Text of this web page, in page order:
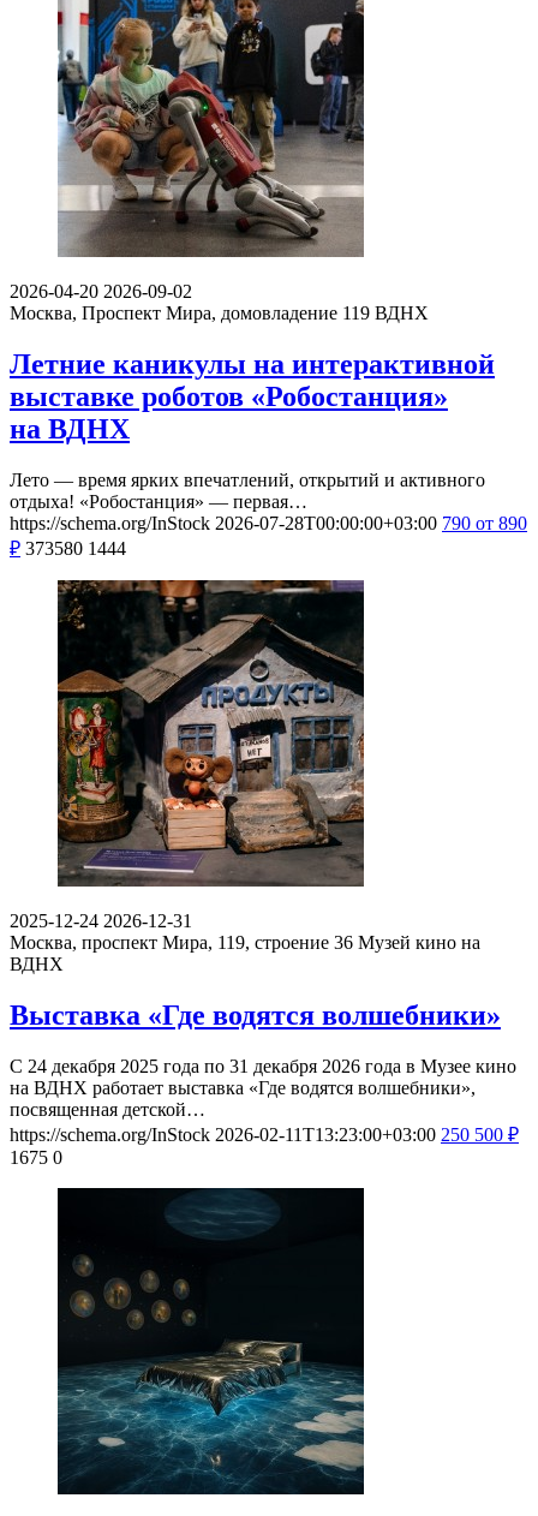
2026-04-20 2026-09-02
Москва, Проспект Мира, домовладение 119 ВДНХ
Летние каникулы на интерактивной
выставке роботов «Робостанция»
на ВДНХ
Лето — время ярких впечатлений, открытий и активного
отдыха! «Робостанция» — первая…
https://schema.org/InStock 2026-07-28T00:00:00+03:00 790 от 890
₽ 373580 1444
2025-12-24 2026-12-31
Москва, проспект Мира, 119, строение 36 Музей кино на
ВДНХ
Выставка «Где водятся волшебники»
С 24 декабря 2025 года по 31 декабря 2026 года в Музее кино
на ВДНХ работает выставка «Где водятся волшебники»,
посвященная детской…
https://schema.org/InStock 2026-02-11T13:23:00+03:00 250 500 ₽
1675 0